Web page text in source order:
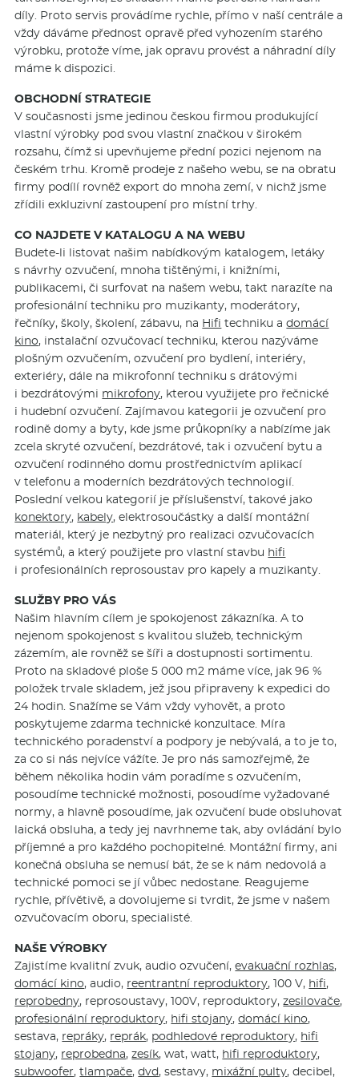
díly. Proto servis provádíme rychle, přímo v naší centrále a
vždy dáváme přednost opravě před vyhozením starého
výrobku, protože víme, jak opravu provést a náhradní díly
máme k dispozici.
OBCHODNÍ STRATEGIE
V současnosti jsme jedinou českou firmou produkující
vlastní výrobky pod svou vlastní značkou v širokém
rozsahu, čímž si upevňujeme přední pozici nejenom na
českém trhu. Kromě prodeje z našeho webu, se na obratu
firmy podílí rovněž export do mnoha zemí, v nichž jsme
zřídili exkluzivní zastoupení pro místní trhy.
CO NAJDETE V KATALOGU A NA WEBU
Budete-li listovat našim nabídkovým katalogem, letáky
s návrhy ozvučení, mnoha tištěnými, i knižními,
publikacemi, či surfovat na našem webu, takt narazíte na
profesionální techniku pro muzikanty, moderátory,
řečníky, školy, školení, zábavu, na Hifi techniku adomácí
kino, instalační ozvučovací techniku, kterou nazýváme
plošným ozvučením, ozvučení pro bydlení, interiéry,
exteriéry, dále na mikrofonní techniku s drátovými
i bezdrátovými mikrofony, kterou využijete pro řečnické
i hudební ozvučení. Zajímavou kategorii je ozvučení pro
rodině domy a byty, kde jsme průkopníky a nabízíme jak
zcela skryté ozvučení, bezdrátové, tak i ozvučení bytu a
ozvučení rodinného domu prostřednictvím aplikací
v telefonu a moderních bezdrátových technologií.
Poslední velkou kategorií je příslušenství, takové jako
konektory, kabely, elektrosoučástky a další montážní
materiál, který je nezbytný pro realizaci ozvučovacích
systémů, a který použijete pro vlastní stavbu hifi
i profesionálních reprosoustav pro kapely a muzikanty.
SLUŽBY PRO VÁS
Našim hlavním cílem je spokojenost zákazníka. A to
nejenom spokojenost s kvalitou služeb, technickým
zázemím, ale rovněž se šíři a dostupnosti sortimentu.
Proto na skladové ploše 5 000 m2 máme více, jak 96 %
položek trvale skladem, jež jsou připraveny k expedici do
24 hodin. Snažíme se Vám vždy vyhovět, a proto
poskytujeme zdarma technické konzultace. Míra
technického poradenství a podpory je nebývalá, a to je to,
za co si nás nejvíce vážíte. Je pro nás samozřejmě, že
během několika hodin vám poradíme s ozvučením,
posoudíme technické možnosti, posoudíme vyžadované
normy, a hlavně posoudíme, jak ozvučení bude obsluhovat
laická obsluha, a tedy jej navrhneme tak, aby ovládání bylo
příjemné a pro každého pochopitelné. Montážní firmy, ani
konečná obsluha se nemusí bát, že se k nám nedovolá a
technické pomoci se jí vůbec nedostane. Reagujeme
rychle, přívětivě, a dovolujeme si tvrdit, že jsme v našem
ozvučovacím oboru, specialisté.
NAŠE VÝROBKY
Zajistíme kvalitní zvuk, audio ozvučení,evakuační rozhlas,
domácí kino, audio, reentrantní reproduktory, 100 V, hifi,
reprobedny, reprosoustavy, 100V, reproduktory,zesilovače,
profesionální reproduktory, hifi stojany,domácí kino,
sestava, repráky, reprák, podhledové reproduktory, hifi
stojany, reprobedna,zesík, wat, watt, hifi reproduktory,
subwoofer,tlampače,dvd, sestavy, mixážní pulty, decibel,